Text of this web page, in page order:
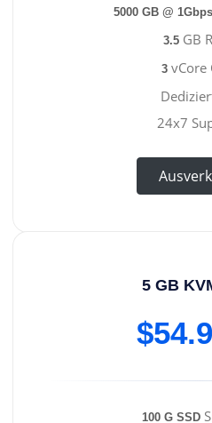
5000 GB @ 1Gbps
3.5 GB
3 vCore
24x7
5 GB
100 G SSD